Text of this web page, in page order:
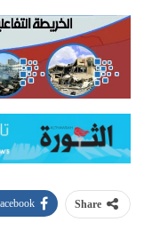
Share